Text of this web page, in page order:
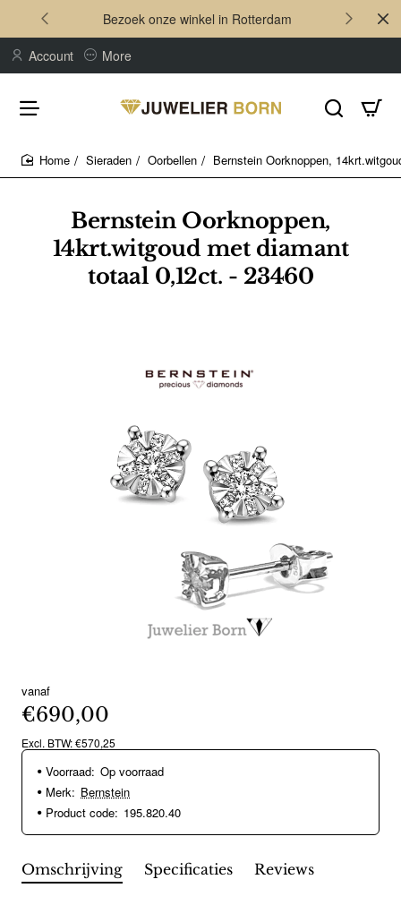
Bezoek onze winkel in Rotterdam
Account More
Bernstein Oorknoppen,
14krt.witgoud met diamant
totaal 0,12ct. - 23460
Sieraden Oorbellen Bernstein Oorknoppen,
vanaf
€690,00
Excl. BTW: €570,25
Voorraad: Op voorraad
Merk: Bernstein
Product code: 195.820.40
Omschrijving Specificaties Reviews